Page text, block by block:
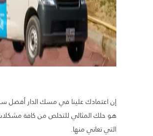
إن اعتمادك علينا في مسك الدار أفضل
هو حلك المثالي للتخلص من كافة
التي تعاني منها.